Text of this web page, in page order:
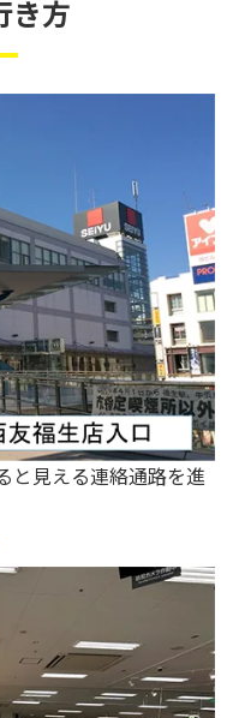
き方
と見える連絡通路を進